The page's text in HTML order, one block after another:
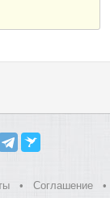
• Соглашение
•